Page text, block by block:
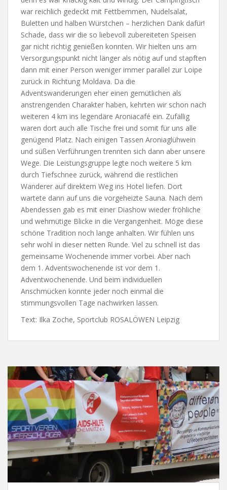
war reichlich gedeckt mit Fettbemmen, Nudelsalat,
Buletten und halben Würstchen – herzlichen Dank dafür!
Schade, dass wir die so liebevoll zubereiteten Speisen
gar nicht richtig genießen konnten. Wir hielten uns am
Versorgungspunkt nicht länger als nötig auf und stapften
dann mit einer Person weniger immer parallel zur Loipe
zurück in Richtung Moldava. Da die
Adventswanderungen eher einen gemütlichen als
anstrengenden Charakter haben, kehrten wir schon nach
weiteren 4 km ins legendäre Aroniacafé ein. Zufällig
waren dort auch alle Tische frei und somit für uns alle
genügend Platz. Nach einigen Tassen Aroniaglühwein
und süßen Verführungen trennten sich dann aber unsere
Wege. Die Leistungsgruppe legte noch weitere 5 km
durch Tiefschnee zurück, während die restlichen
Wanderer auf direktem Weg ins Hotel liefen. Dort
wartete dann auf uns die vorgeheizte Sauna. Nach dem
Abendessen gab es mit einer Diashow wieder fröhliche
und wehmütige Blicke in die Vergangenheit. Möge diese
schöne Tradition noch lange anhalten. Wir fühlen uns
sehr wohl in dieser netten Runde. Viel zu schnell ist das
gemeinsame Wochenende immer vorbei. Aber nach
dem 1. Adventswochenende ist vor dem 1.
Adventwochenende. Und beim individuellen
Anschmücken konnte jeder noch einmal die
stimmungsvollen Tage nachwirken lassen.
Text: Ilka Zoche, Sportclub ROSALÖWEN Leipzig